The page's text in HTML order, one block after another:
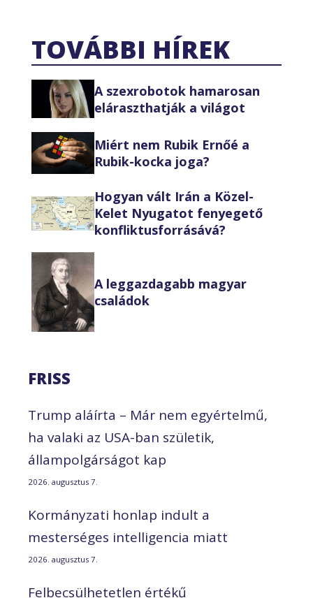
TOVÁBBI HÍREK
A szexrobotok hamarosan
eláraszthatják a világot
Miért nem Rubik Ernőé a
Rubik-kocka joga?
Hogyan vált Irán a Közel-
Kelet Nyugatot fenyegető
konfliktusforrásává?
A leggazdagabb magyar
családok
FRISS
Trump aláírta – Már nem egyértelmű,
ha valaki az USA-ban születik,
állampolgárságot kap
2026. augusztus 7.
Kormányzati honlap indult a
mesterséges intelligencia miatt
2026. augusztus 7.
Felbecsülhetetlen értékű